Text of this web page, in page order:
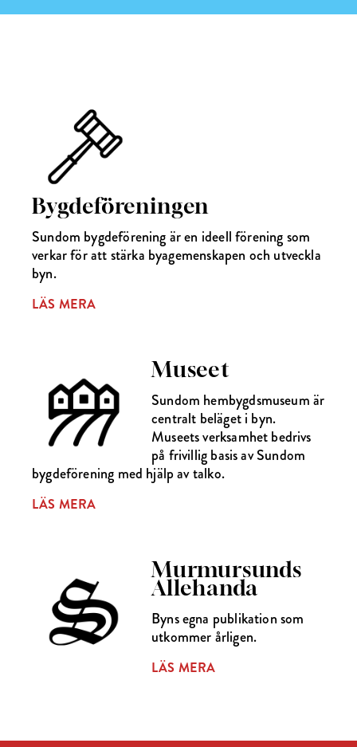
Bygdeföreningen
Sundom bygdeförening är en ideell förening som
verkar för att stärka byagemenskapen och utveckla
byn.
LÄS MERA
Museet
Sundom hembygdsmuseum är
centralt beläget i byn.
Museets verksamhet bedrivs
på frivillig basis av Sundom
bygdeförening med hjälp av talko.
LÄS MERA
Murmursunds
Allehanda
Byns egna publikation som
utkommer årligen.
LÄS MERA